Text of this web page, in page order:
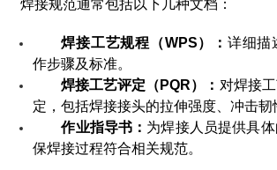
焊接规范通常包括以下几种文档：
焊接工艺规程（WPS）： 详细描
作步骤及标准。
焊接工艺评定（PQR）： 对焊接
定，包括焊接接头的拉伸强度、冲击韧
作业指导书： 为焊接人员提供具
保焊接过程符合相关规范。